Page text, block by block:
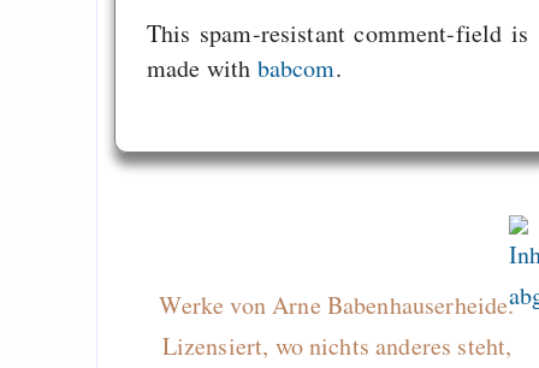
This spam-resistant comment-field is
made with babcom.
Werke von Arne Babenhauserheide.
Lizensiert, wo nichts anderes steht,